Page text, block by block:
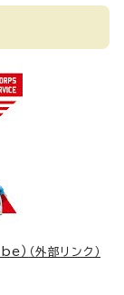
） （外部リンク）